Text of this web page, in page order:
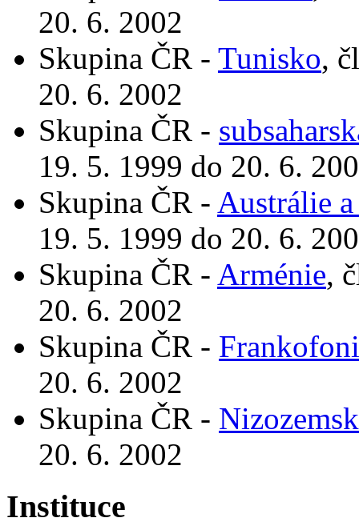
20. 6. 2002
Skupina ČR - Tunisko,
20. 6. 2002
Skupina ČR -
19. 5. 1999 do 20. 6.
Skupina ČR - Austrálie
19. 5. 1999 do 20. 6.
Skupina ČR - Arménie,
20. 6. 2002
Skupina ČR -
20. 6. 2002
Skupina ČR -
20. 6. 2002
Instituce